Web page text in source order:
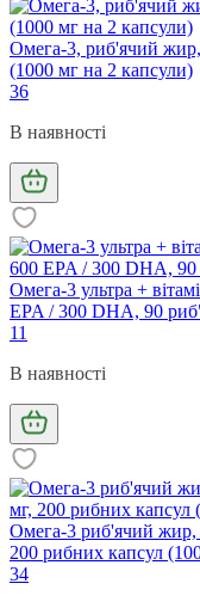
Омега-3, риб'ячий
(1000 мг на 2 капсули)
36
В наявності
Омега-3 ультра +
EPA / 300 DHA, 90
11
В наявності
Омега-3 риб'ячий жир,
200 рибних капсул
34